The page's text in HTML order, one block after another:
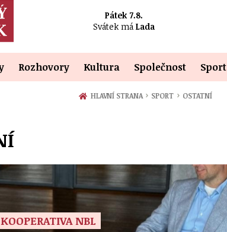
Pátek 7.8.
Svátek má Lada
Rozhovory Kultura Společnost Sport
HLAVNÍ STRANA › SPORT › OSTATNÍ
KOOPERATIVA NBL